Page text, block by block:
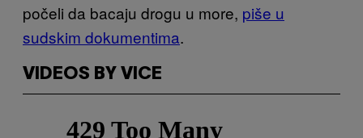
počeli da bacaju drogu u more, piše u
sudskim dokumentima.
VIDEOS BY VICE